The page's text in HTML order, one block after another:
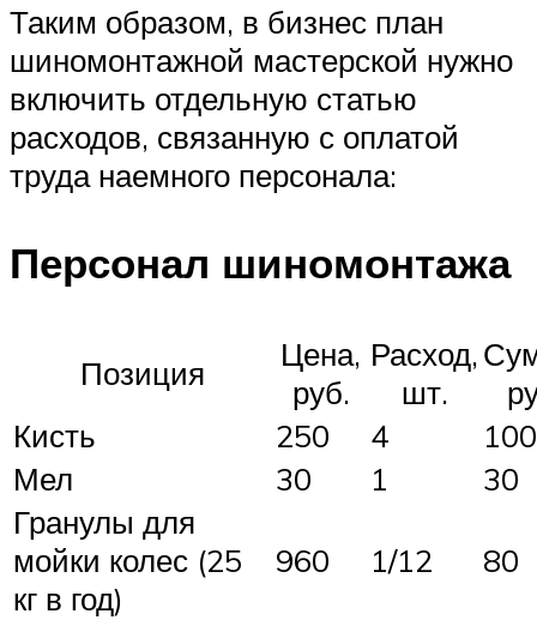
Таким образом, в бизнес план
шиномонтажной мастерской нужно
включить отдельную статью
расходов, связанную с оплатой
труда наемного персонала:
Персонал шиномонтажа
Позиция
Цена,
руб.
Расход,
шт.
Кисть
250 4
Мел
30 1
30
Гранулы для
мойки колес (25
кг в год)
960 1/12 80